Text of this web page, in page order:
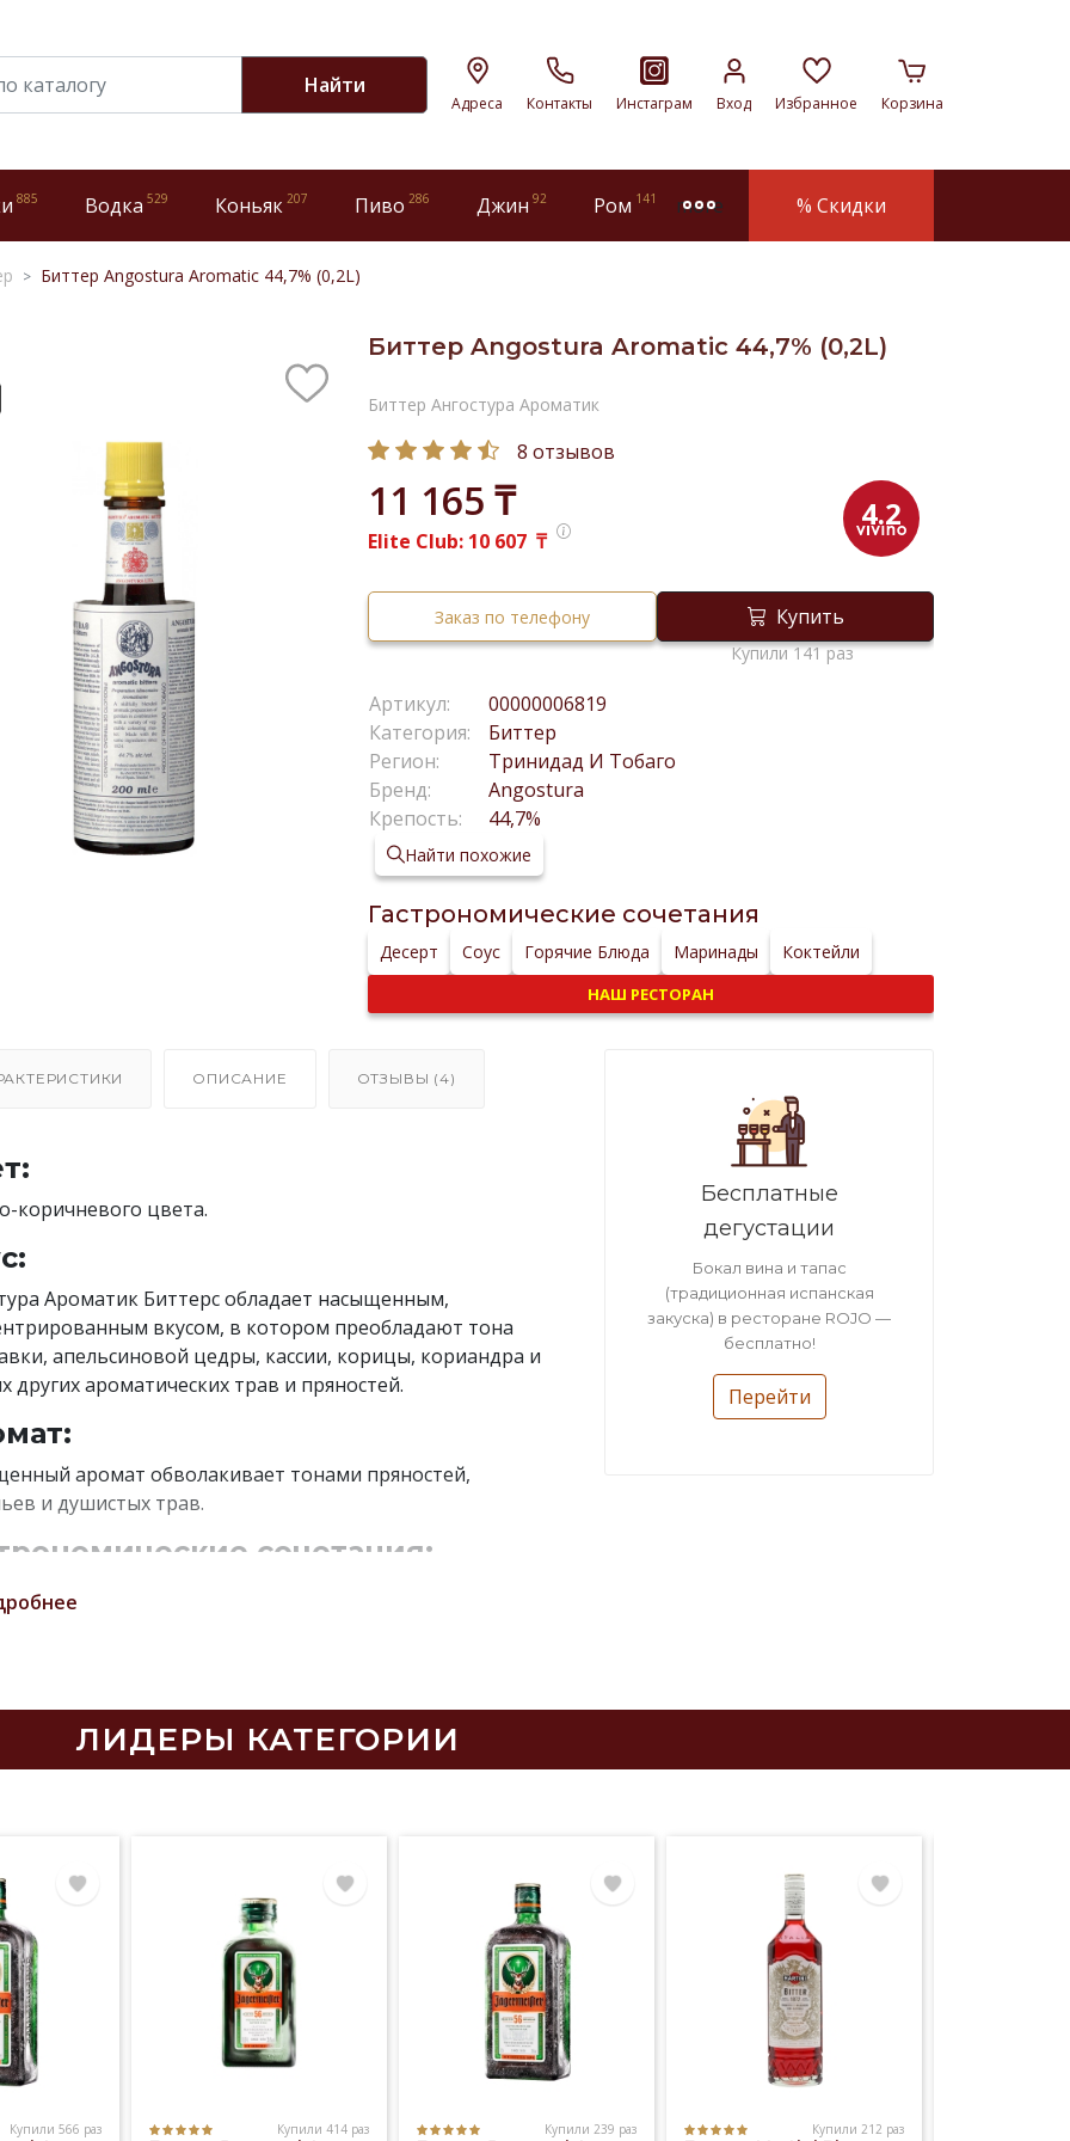
Найти
Адреса Контакты Инстаграм Вход Избранное Корзина
885 Водка 529 Коньяк 207 Пиво 286 Джин 92 Ром 141 more % Скидки
Биттер Angostura Aromatic 44,7% (0,2L)
Биттер Angostura Aromatic 44,7% (0,2L)
Биттер Ангостура Ароматик
8 отзывов
11 165 ₸
Elite Club: 10 607 ₸
4.2
Заказ по телефону Купить
Купили 141 раз
Артикул:
00000006819
Категория:
Биттер
Регион:
Тринидад И Тобаго
Бренд:
Angostura
Крепость:
44,7%
Найти похожие
Гастрономические сочетания
Десерт Соус Горячие Блюда Маринады Коктейли
НАШ РЕСТОРАН
ОПИСАНИЕ ОТЗЫВЫ (4)
коричневого цвета.
Ароматик Биттерс обладает насыщенным,
вкусом, в котором преобладают тона
апельсиновой цедры, кассии, корицы, кориандра и
других ароматических трав и пряностей.
аромат обволакивает тонами пряностей,
и душистых трав.
сочетания:
Оранж Биттерс является прекрасной составляющей
на основе водки, джина и виски, и добавляет
так и для соусов и основных блюд.
факты:
к Симону Боливару в его борьбе против
трона. Доктор Зигерт был ученым с острым и
умом, и после четырех лет изучения и анализ
Бесплатные
дегустации
Бокал вина и тапас
(традиционная испанская
закуска) в ресторане ROJO —
бесплатно!
Перейти
ЛИДЕРЫ КАТЕГОРИИ
Купили 566 раз Купили 414 раз Купили 239 раз Купили 212 раз